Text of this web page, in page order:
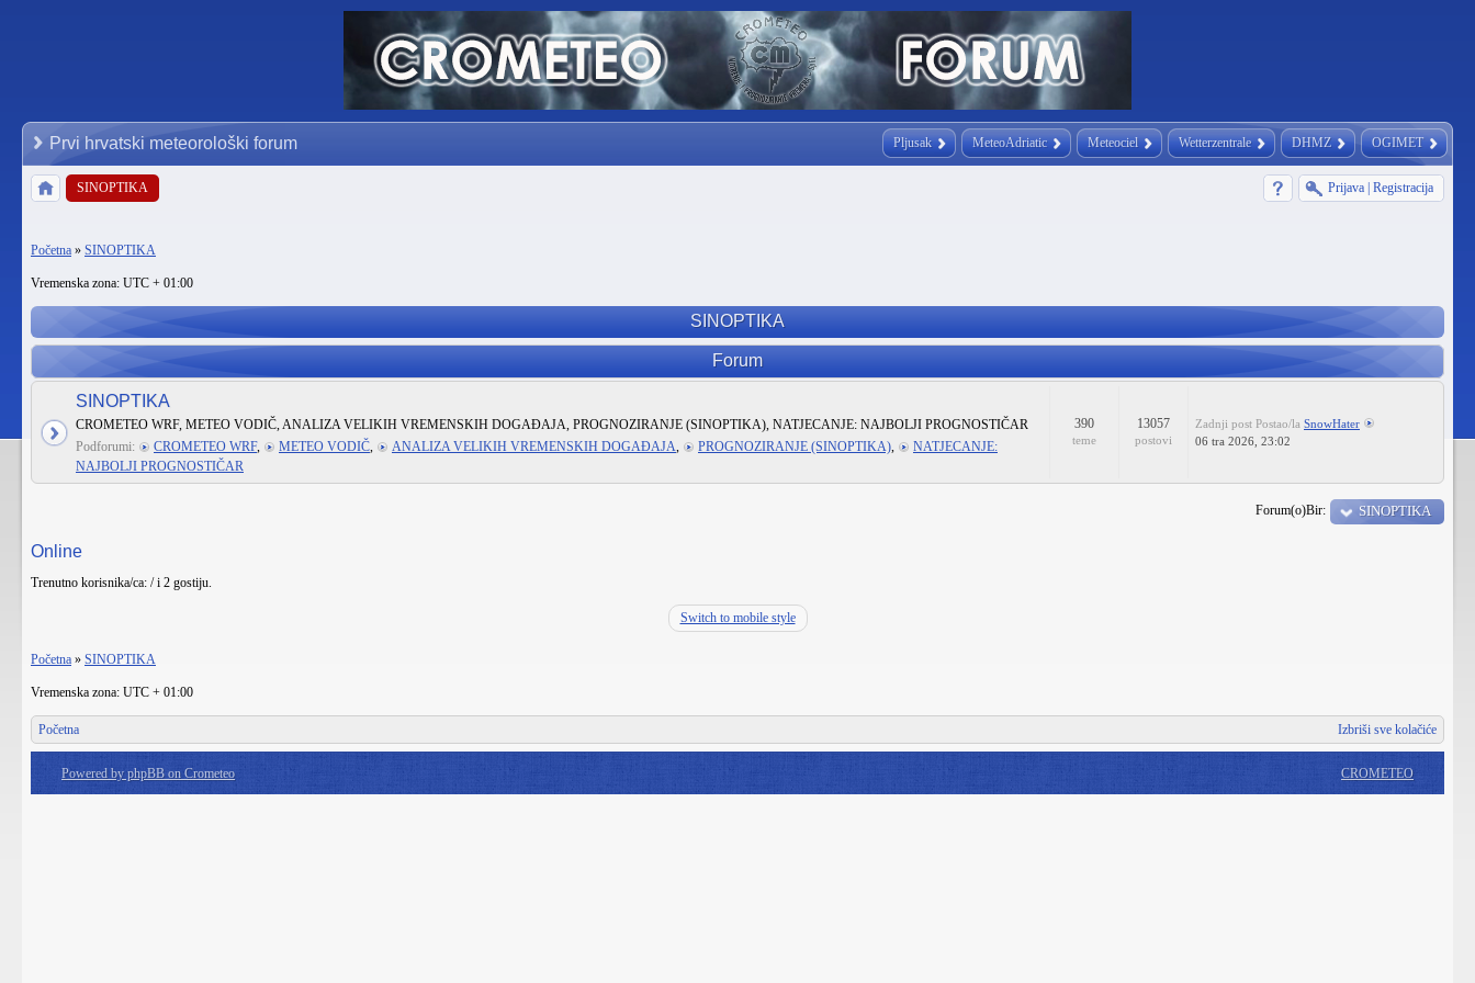
Pljusak MeteoAdriatic Meteociel Wetterzentrale DHMZ OGIMET
Prvi hrvatski meteorološki forum
SINOPTIKA Prijava Registracija
Početna » SINOPTIKA
Vremenska zona: UTC + 01:00
SINOPTIKA
Forum
SINOPTIKA
CROMETEO WRF, METEO VODIČ, ANALIZA VELIKIH VREMENSKIH DOGAĐAJA, PROGNOZIRANJE (SINOPTIKA), NATJECANJE: NAJBOLJI PROGNOSTIČAR
Podforumi:
CROMETEO WRF, METEO VODIČ, ANALIZA VELIKIH VREMENSKIH DOGAĐAJA, PROGNOZIRANJE (SINOPTIKA),
NATJECANJE:
NAJBOLJI PROGNOSTIČAR
390
teme
13057
postovi
Zadnji post Postao/la SnowHater
06 tra 2026, 23:02
Forum(o)Bir: SINOPTIKA
Online
Trenutno korisnika/ca: / i 2 gostiju.
Switch to mobile style
Početna » SINOPTIKA
Vremenska zona: UTC + 01:00
Početna Izbriši sve kolačiće
Powered by phpBB on Crometeo CROMETEO